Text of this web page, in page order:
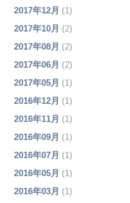
2017年12月 (1)
2017年10月 (2)
2017年08月 (2)
2017年06月 (2)
2017年05月 (1)
2016年12月 (1)
2016年11月 (1)
2016年09月 (1)
2016年07月 (1)
2016年05月 (1)
2016年03月 (1)